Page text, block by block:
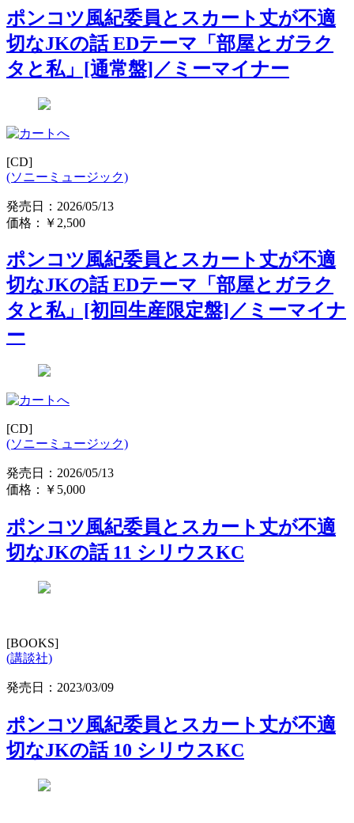
ポンコツ風紀委員とスカート丈が不適
切なJKの話 EDテーマ「部屋とガラク
タと私」[通常盤]／ミーマイナー
[CD]
(ソニーミュージック)
発売日：2026/05/13
価格：
￥2,500
ポンコツ風紀委員とスカート丈が不適
切なJKの話 EDテーマ「部屋とガラク
タと私」[初回生産限定盤]／ミーマイナ
ー
[CD]
(ソニーミュージック)
発売日：2026/05/13
価格：
￥5,000
ポンコツ風紀委員とスカート丈が不適
切なJKの話 11 シリウスKC
[BOOKS]
(講談社)
発売日：2023/03/09
ポンコツ風紀委員とスカート丈が不適
切なJKの話 10 シリウスKC